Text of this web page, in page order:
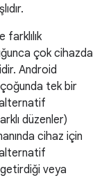
çok cihazda
Android
çoğunda tek bir
alternatif
düzenler)
cihaz için
alternatif
getirdiği veya